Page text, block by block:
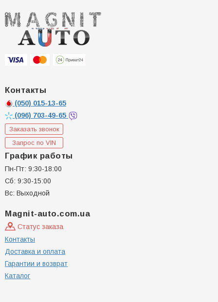
Контакты
(050) 015-13-65
(096) 703-49-65
Заказать звонок
Запрос по VIN
График работы
Пн-Пт: 9:30-18:00
Сб: 9:30-15:00
Вс: Выходной
Magnit-auto.com.ua
Статус заказа
Контакты
Доставка и оплата
Гарантии и возврат
Каталог